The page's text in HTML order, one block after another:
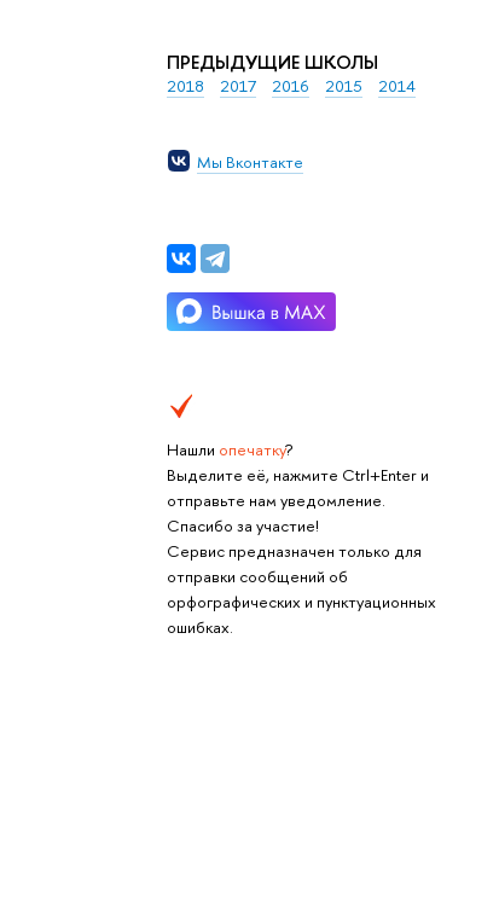
ПРЕДЫДУЩИЕ ШКОЛЫ
2018 2017 2016 2015 2014
Мы Вконтакте
Нашли опечатку?
Выделите её, нажмите Ctrl+Enter и
отправьте нам уведомление.
Спасибо за участие!
Сервис предназначен только для
отправки сообщений об
орфографических и пунктуационных
ошибках.